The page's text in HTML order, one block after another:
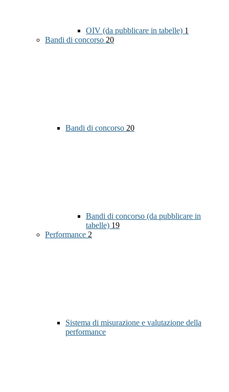
OIV (da pubblicare in tabelle) 1
Bandi di concorso 20
Bandi di concorso 20
Bandi di concorso (da pubblicare in
tabelle) 19
Performance 2
Sistema di misurazione e valutazione della
performance